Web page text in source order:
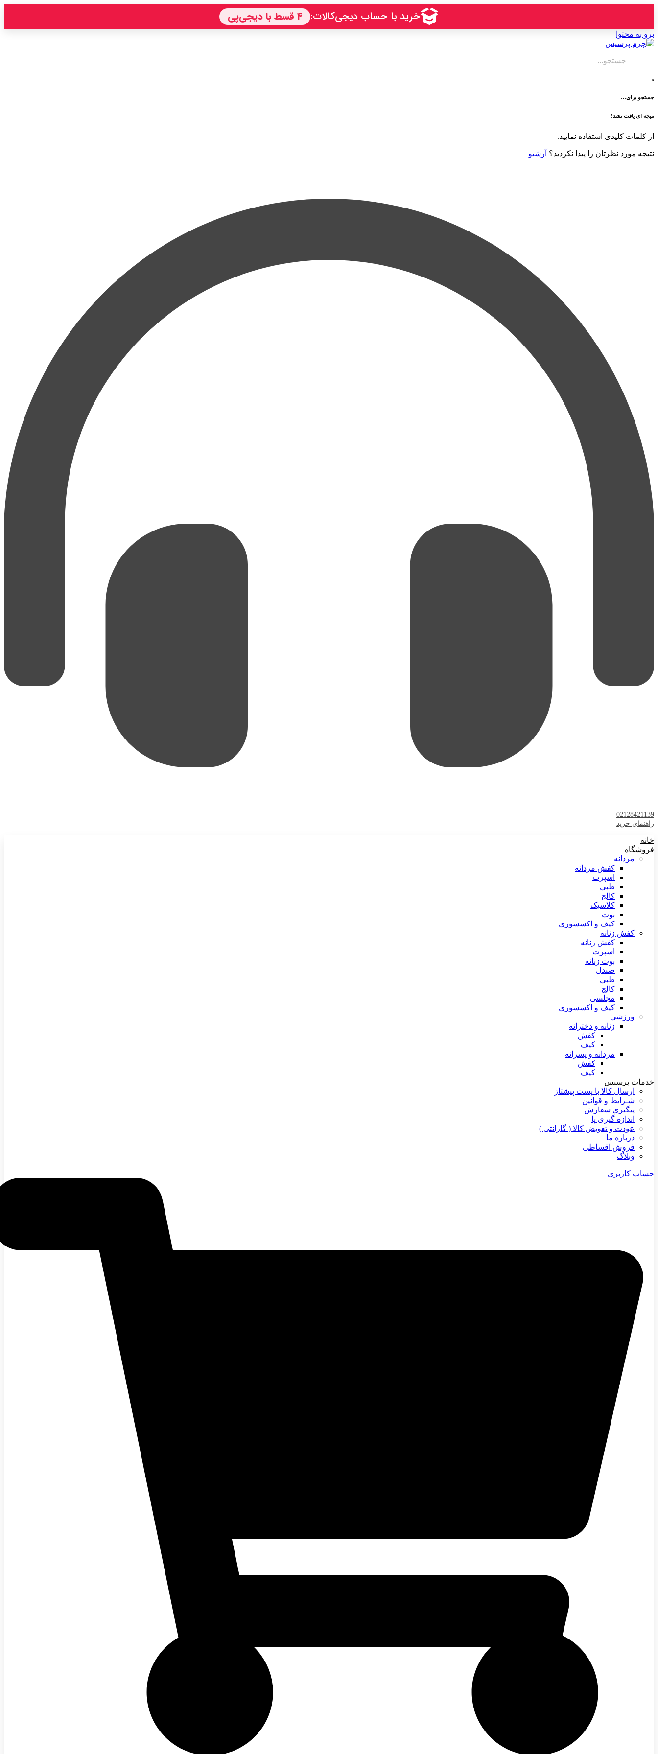
برو به محتوا
جستجو برای…
نتیجه ای یافت نشد!
از کلمات کلیدی استفاده نمایید.
نتیجه مورد نظرتان را پیدا نکردید؟ آرشیو
02128421139
راهنمای خرید
خانه
فروشگاه
مردانه
کفش مردانه
اسپرت
طبی
کالج
کلاسیک
بوت
کیف و اکسسوری
کفش زنانه
کفش زنانه
اسپرت
بوت زنانه
صندل
طبی
کالج
مجلسی
کیف و اکسسوری
ورزشی
زنانه و دخترانه
کفش
کیف
مردانه و پسرانه
کفش
کیف
خدمات پرسیس
ارسال کالا با پست پیشتاز
شـرایط و قوانین
پیگیری سفارش
اندازه گیری پا
عودت و تعویض کالا ( گارانتی )
درباره ما
فروش اقساطی
وبلاگ
حساب کاربری